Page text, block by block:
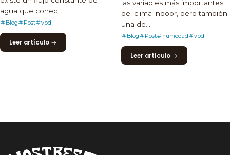
agua que conec...
Blog Post vpd
Leer artículo
las variables más importantes
del clima indoor, pero también
una de...
Blog Post humedad vpd
Leer artículo